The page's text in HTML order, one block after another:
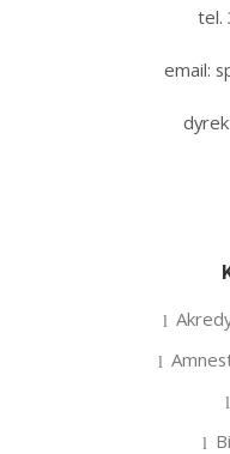
tel.
email: